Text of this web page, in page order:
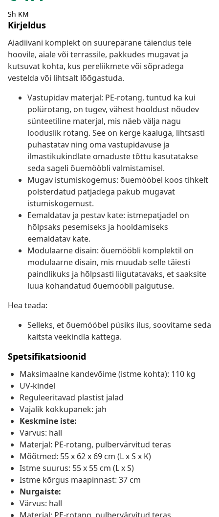
Sh KM
Kirjeldus
Aiadiivani komplekt on suurepärane täiendus teie
hoovile, aiale või terrassile, pakkudes mugavat ja
kutsuvat kohta, kus pereliikmete või sõpradega
vestelda või lihtsalt lõõgastuda.
Vastupidav materjal: PE-rotang, tuntud ka kui
polürotang, on tugev, vähest hooldust nõudev
sünteetiline materjal, mis näeb välja nagu
looduslik rotang. See on kerge kaaluga, lihtsasti
puhastatav ning oma vastupidavuse ja
ilmastikukindlate omaduste tõttu kasutatakse
seda sageli õuemööbli valmistamisel.
Mugav istumiskogemus: õuemööbel koos tihkelt
polsterdatud patjadega pakub mugavat
istumiskogemust.
Eemaldatav ja pestav kate: istmepatjadel on
hõlpsaks pesemiseks ja hooldamiseks
eemaldatav kate.
Modulaarne disain: õuemööbli komplektil on
modulaarne disain, mis muudab selle täiesti
paindlikuks ja hõlpsasti liigutatavaks, et saaksite
luua kohandatud õuemööbli paigutuse.
Hea teada:
Selleks, et õuemööbel püsiks ilus, soovitame seda
kaitsta veekindla kattega.
Spetsifikatsioonid
Maksimaalne kandevõime (istme kohta): 110 kg
UV-kindel
Reguleeritavad plastist jalad
Vajalik kokkupanek: jah
Keskmine iste:
Värvus: hall
Materjal: PE-rotang, pulbervärvitud teras
Mõõtmed: 55 x 62 x 69 cm (L x S x K)
Istme suurus: 55 x 55 cm (L x S)
Istme kõrgus maapinnast: 37 cm
Nurgaiste:
Värvus: hall